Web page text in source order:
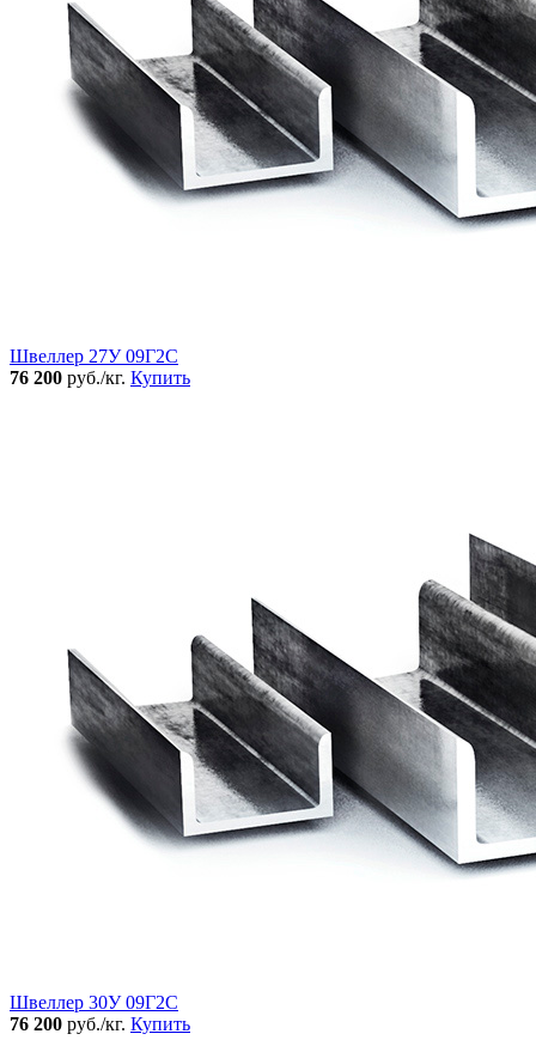
Швеллер 27У 09Г2С
76 200 руб./кг. Купить
Швеллер 30У 09Г2С
76 200 руб./кг. Купить